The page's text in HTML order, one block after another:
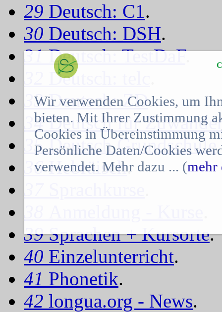
29 Deutsch: C1.
30 Deutsch: DSH.
31Deutsch: TestDaF.
32
Deutsch: telc
33Deutsch: ZD.
34Deutsch für
35Deutsch Grundschule.
36Hebräisch.
37
38
39Sprachen + Kursorte.
40 Einzelunterricht.
41 Phonetik.
42 longua.org - News.
Wir verwenden Cookies, um
bieten. Mit Ihrer Zustimmung
Cookies in Übereinstimmung
Persönliche Daten/Cookies
verwendet. Mehr dazu ... (mehr